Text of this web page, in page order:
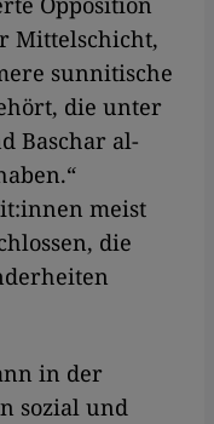
Mittelschicht,
sunnitische
die unter
Baschar al-
meist
die
in der
sozial und